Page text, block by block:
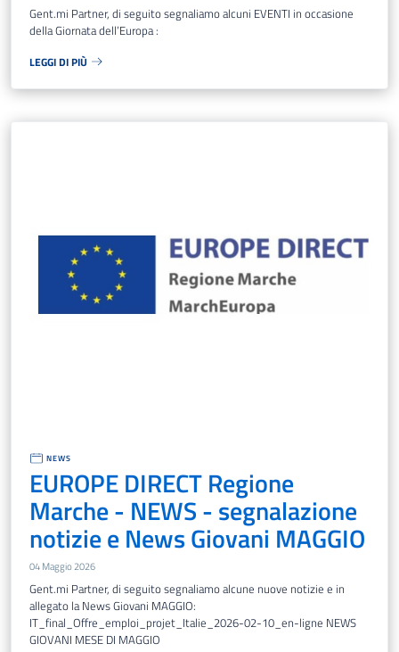
Gent.mi Partner, di seguito segnaliamo alcuni EVENTI in occasione
della Giornata dell’Europa :
LEGGI DI PIÙ
NEWS
EUROPE DIRECT Regione
Marche - NEWS - segnalazione
notizie e News Giovani MAGGIO
04 Maggio 2026
Gent.mi Partner, di seguito segnaliamo alcune nuove notizie e in
allegato la News Giovani MAGGIO:
IT_final_Offre_emploi_projet_Italie_2026-02-10_en-ligne NEWS
GIOVANI MESE DI MAGGIO